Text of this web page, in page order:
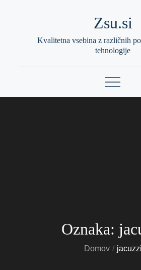
Zsu.si
Kvalitetna vsebina z različnih
tehnologije
Oznaka:
Domov jacuzzi